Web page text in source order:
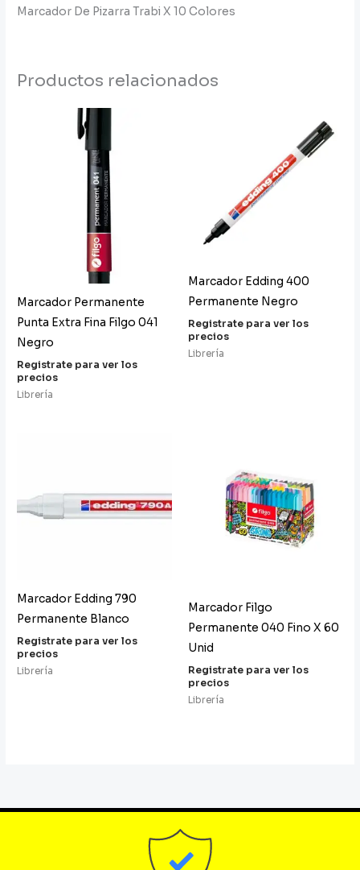
Marcador De Pizarra Trabi X 10 Colores
Productos relacionados
Marcador Permanente
Punta Extra Fina Filgo 041
Negro
Registrate para ver los
precios
Librería
Marcador Edding 400
Permanente Negro
Registrate para ver los
precios
Librería
Marcador Edding 790
Permanente Blanco
Registrate para ver los
precios
Librería
Marcador Filgo
Permanente 040 Fino X 60
Unid
Registrate para ver los
precios
Librería